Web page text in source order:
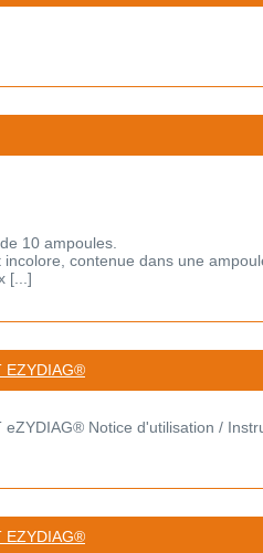
10 ampoules.
contenue dans une
[...]
EZYDIAG®
eZYDIAG® Notice d'utilisation /
EZYDIAG®